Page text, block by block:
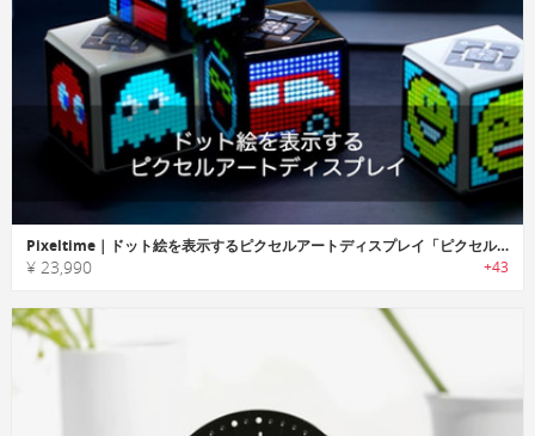
Pixeltime｜ドット絵を表示するピクセルアートディスプレイ「ピクセルタイム」
¥ 23,990 +43